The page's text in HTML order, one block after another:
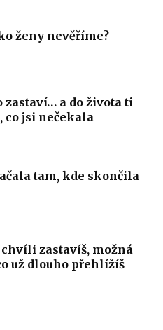
ženy nevěříme?
zastaví… a do života ti
co jsi nečekala
tam, kde skončila
chvíli zastavíš, možná
už dlouho přehlížíš